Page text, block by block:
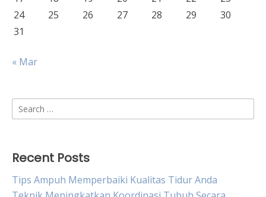
24
25 26 27 28 29
30
31
« Mar
Search
for:
Recent Posts
Tips Ampuh Memperbaiki Kualitas Tidur Anda